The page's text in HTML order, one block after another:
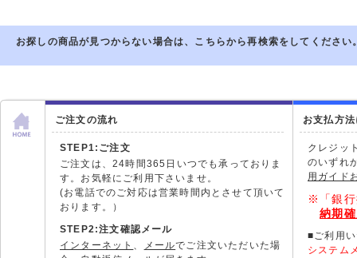
お探しの商品が見つからない場合は、こちらから再検索をしてください
ご注文の流れ
STEP1:ご注文
ご注文は、24時間365日いつでも承っておりま
す。お気軽にご利用下さいませ。
(お電話でのご対応は営業時間内とさせて頂いて
おります。）
STEP2:注文確認メール
インターネット 、 メールでご注文いただいた場
お支払方
クレジッ
のいずれ
用ガイド
※「銀行
納期
■ご利用
システム